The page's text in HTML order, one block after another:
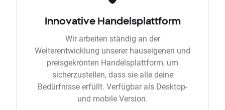
Innovative Handelsplattform
Wir arbeiten ständig an der
Weiterentwicklung unserer hauseigenen und
preisgekrönten Handelsplattform, um
sicherzustellen, dass sie alle deine
Bedürfnisse erfüllt. Verfügbar als Desktop-
und mobile Version.